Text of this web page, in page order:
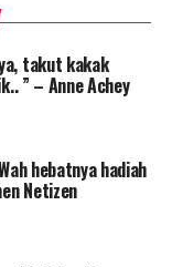
takut kakak
” – Anne Achey
hebatnya hadiah
Netizen